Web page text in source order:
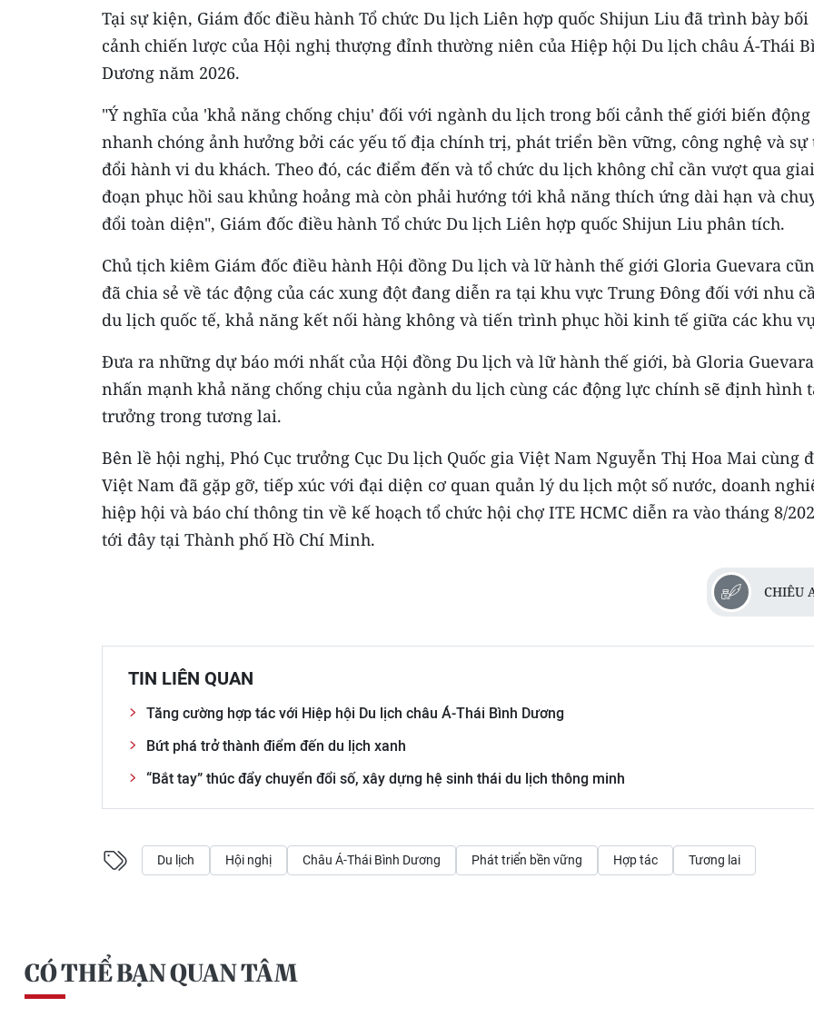
Tại sự kiện, Giám đốc điều hành Tổ chức Du lịch Liên hợp quốc Shijun Liu đã trình bày bối
cảnh chiến lược của Hội nghị thượng đỉnh thường niên của Hiệp hội Du lịch châu Á-Thái
Dương năm 2026.
"Ý nghĩa của 'khả năng chống chịu' đối với ngành du lịch trong bối cảnh thế giới biến động
nhanh chóng ảnh hưởng bởi các yếu tố địa chính trị, phát triển bền vững, công nghệ và sự
đổi hành vi du khách. Theo đó, các điểm đến và tổ chức du lịch không chỉ cần vượt qua giai
đoạn phục hồi sau khủng hoảng mà còn phải hướng tới khả năng thích ứng dài hạn và
đổi toàn diện", Giám đốc điều hành Tổ chức Du lịch Liên hợp quốc Shijun Liu phân tích.
Chủ tịch kiêm Giám đốc điều hành Hội đồng Du lịch và lữ hành thế giới Gloria Guevara
đã chia sẻ về tác động của các xung đột đang diễn ra tại khu vực Trung Đông đối với nhu
du lịch quốc tế, khả năng kết nối hàng không và tiến trình phục hồi kinh tế giữa các khu
Đưa ra những dự báo mới nhất của Hội đồng Du lịch và lữ hành thế giới, bà Gloria Guevara
nhấn mạnh khả năng chống chịu của ngành du lịch cùng các động lực chính sẽ định hình
trưởng trong tương lai.
Bên lề hội nghị, Phó Cục trưởng Cục Du lịch Quốc gia Việt Nam Nguyễn Thị Hoa Mai cùng
Việt Nam đã gặp gỡ, tiếp xúc với đại diện cơ quan quản lý du lịch một số nước, doanh
hiệp hội và báo chí thông tin về kế hoạch tổ chức hội chợ ITE HCMC diễn ra vào tháng 8/
tới đây tại Thành phố Hồ Chí Minh.
CHIÊU
TIN LIÊN QUAN
Tăng cường hợp tác với Hiệp hội Du lịch châu Á-Thái Bình Dương
Bứt phá trở thành điểm đến du lịch xanh
“Bắt tay” thúc đẩy chuyển đổi số, xây dựng hệ sinh thái du lịch thông minh
Du lịch Hội nghị Châu Á-Thái Bình Dương Phát triển bền vững Hợp tác Tương lai
CÓ THỂ BẠN QUAN TÂM